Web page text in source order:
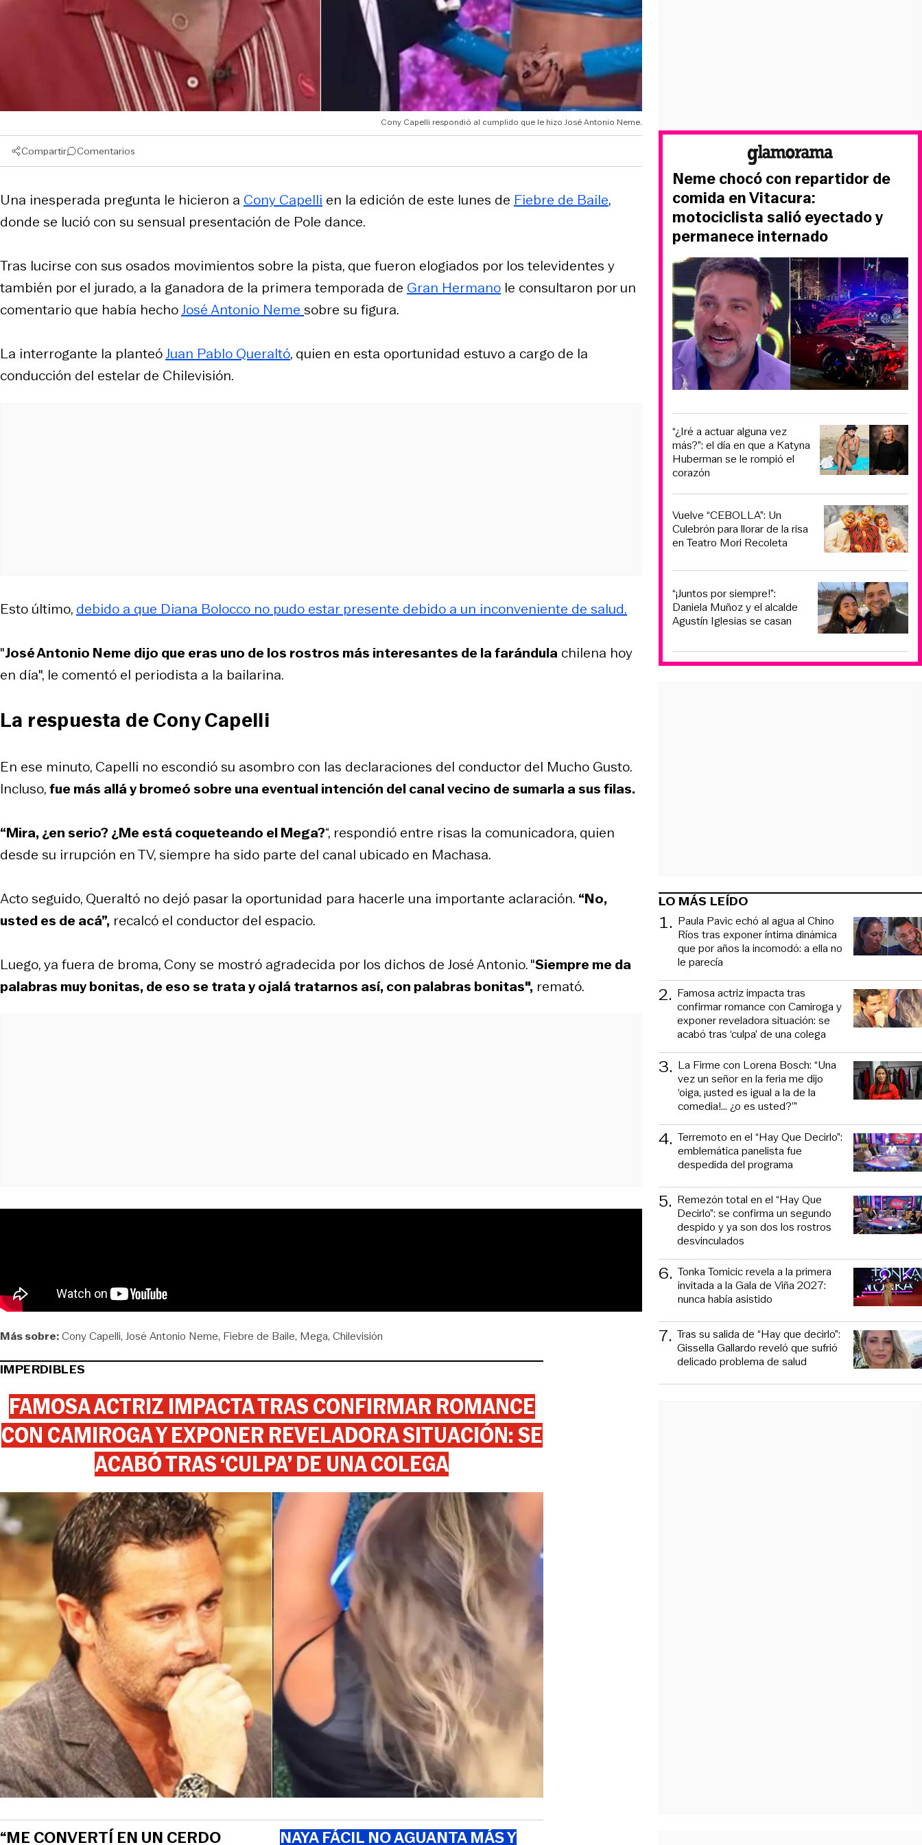
Cony Capelli respondió al cumplido que le hizo José Antonio Neme.
Compartir Comentarios
Una inesperada pregunta le hicieron a Cony Capelli en la edición de este lunes de Fiebre de Baile,
donde se lució con su sensual presentación de Pole dance.
Tras lucirse con sus osados movimientos sobre la pista, que fueron elogiados por los televidentes y
también por el jurado, a la ganadora de la primera temporada de Gran Hermano le consultaron por un
comentario que había hechoJosé Antonio Neme sobre su figura.
La interrogante la planteóJuan Pablo Queraltó, quien en esta oportunidad estuvo a cargo de la
conducción del estelar de Chilevisión.
Esto último, debido a que Diana Bolocco no pudo estar presente debido a un inconveniente de salud.
"José Antonio Neme dijo que eras uno de los rostros más interesantes de la farándula chilena hoy
en día", le comentó el periodista a la bailarina.
La respuesta de Cony Capelli
En ese minuto, Capelli no escondió su asombro con las declaraciones del conductor del Mucho Gusto.
Incluso,fue más allá y bromeó sobre una eventual intención del canal vecino de sumarla a sus filas.
“Mira, ¿en serio? ¿Me está coqueteando el Mega?“, respondió entre risas la comunicadora, quien
desde su irrupción en TV, siempre ha sido parte del canal ubicado en Machasa.
Acto seguido, Queraltó no dejó pasar la oportunidad para hacerle una importante aclaración. “No,
usted es de acá”, recalcó el conductor del espacio.
Luego, ya fuera de broma, Cony se mostró agradecida por los dichos de José Antonio. "Siempre me da
palabras muy bonitas, de eso se trata y ojalá tratarnos así, con palabras bonitas", remató.
Más sobre:Cony Capelli José Antonio Neme Fiebre de Baile Mega Chilevisión
IMPERDIBLES
FAMOSA ACTRIZ IMPACTA TRAS CONFIRMAR ROMANCE
CON CAMIROGA Y EXPONER REVELADORA SITUACIÓN: SE
ACABÓ TRAS ‘CULPA’ DE UNA COLEGA
“ME CONVERTÍ EN UN CERDO NAYA FÁCIL NO AGUANTA MÁS Y
Neme chocó con repartidor de
comida en Vitacura:
motociclista salió eyectado y
permanece internado
“¿Iré a actuar alguna vez
más?”: el día en que a Katyna
Huberman se le rompió el
corazón
Vuelve “CEBOLLA”: Un
Culebrón para llorar de la risa
en Teatro Mori Recoleta
“¡Juntos por siempre!”:
Daniela Muñoz y el alcalde
Agustín Iglesias se casan
LO MÁS LEÍDO
1. Paula Pavic echó al agua al Chino
Ríos tras exponer íntima dinámica
que por años la incomodó: a ella no
le parecía
2. Famosa actriz impacta tras
confirmar romance con Camiroga y
exponer reveladora situación: se
acabó tras ‘culpa’ de una colega
3. La Firme con Lorena Bosch: “Una
vez un señor en la feria me dijo
‘oiga, ¡usted es igual a la de la
comedia!... ¿o es usted?’”
4. Terremoto en el “Hay Que Decirlo”:
emblemática panelista fue
despedida del programa
5. Remezón total en el “Hay Que
Decirlo”: se confirma un segundo
despido y ya son dos los rostros
desvinculados
6. Tonka Tomicic revela a la primera
invitada a la Gala de Viña 2027:
nunca había asistido
7. Tras su salida de “Hay que decirlo”:
Gissella Gallardo reveló que sufrió
delicado problema de salud